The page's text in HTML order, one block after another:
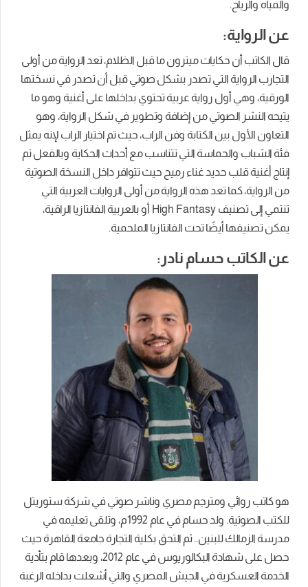
والمياه والرياح.
عن الرواية:
قال الكاتب أن حكايات ميترون ما قبل الظلام، تعد الرواية من أولى
التجارب الرواية التي تصدر بشكل صوتي قبل أن تصدر في نسختها
الورقية، وهي أول رواية عربية تحتوي بداخلها على أغنية وهو ما
يتيحه النشر الصوتي من إضافة وتطوير في شكل الرواية، وهو
التعاون الأول بين الكتابة وفن الراب، حيث تم اختيار الراب لإنه يمثل
فئة الشباب والحماسة التي تتناسب مع أحداث الحكاية وبالفعل تم
إنتاج أغنية قلب حديد غناء رميح حيث تتوافر داخل النسخة الصوتية
من الرواية، كما تعد هذه الرواية من أولى الروايات العربية التي
تنتمي إلى تصنيف High Fantasy أو بالعربية الفانتازيا الراقية،
يمكن تصنيفها أيضًا تحت الفانتازيا الملحمية.
عن الكاتب حسام نادر:
هو كاتب روائي ومترجم مصري وناشر صوتي في شركة ستوريتل
للكتب الصوتية. ولد حسام في عام 1992م، وتلقى تعليمه في
مدرسة الزمالك للبنين.. ثم التحق بكلية التجارة جامعة القاهرة حيث
حصل على شهادة البكالوريوس في عام 2012، وبعدها قام بتأدية
الخدمة العسكرية في الجيش المصري والتي أشعلت بداخله الرغبة